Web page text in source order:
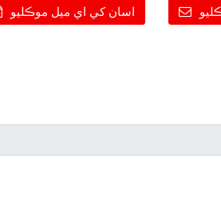
اسان کي اي ميل موڪليو